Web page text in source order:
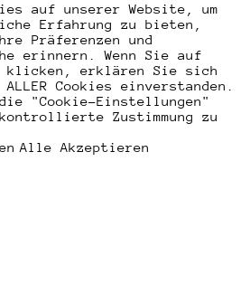
auf unserer Website, um
Erfahrung zu bieten,
Präferenzen und
erinnern. Wenn Sie auf
klicken, erklären Sie sich
Cookies einverstanden.
"Cookie-Einstellungen"
Zustimmung zu
Alle Akzeptieren